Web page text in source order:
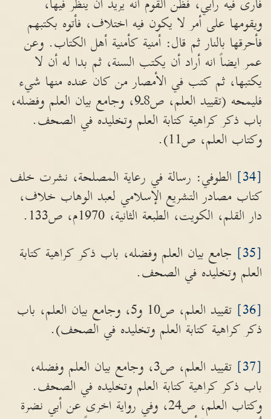
ويقومها على أمر لا يكون فيه اختلاف، فأتوه بكتبهم
فأحرقها بالنار ثم قال: أمنية كأمنية أهل الكتاب. وعن
عمر ايضاً انه أراد أن يكتب السنة، ثم بدا له أن لا
يكتبها، ثم كتب في الأمصار من كان عنده منها شيء
فليمحه (تقييد العلم، ص8ـ9، وجامع بيان العلم وفضله،
باب ذكر كراهية كتابة العلم وتخليده في الصحف.
وكتاب العلم، ص11).
[34]
الطوفي: رسالة في رعاية المصلحة، نشرت خلف
كتاب مصادر التشريع الإسلامي لعبد الوهاب خلاف،
دار القلم، الكويت، الطبعة الثانية، 1970م، ص133.
[35]
جامع بيان العلم وفضله، باب ذكر كراهية كتابة
العلم وتخليده في الصحف.
[36]
تقييد العلم، ص10 و5، وجامع بيان العلم، باب
ذكر كراهية كتابة العلم وتخليده في الصحف).
[37]
تقييد العلم، ص3، وجامع بيان العلم وفضله،
باب ذكر كراهية كتابة العلم وتخليده في الصحف.
وكتاب العلم، ص24، وفي رواية اخرى عن أبي نضرة